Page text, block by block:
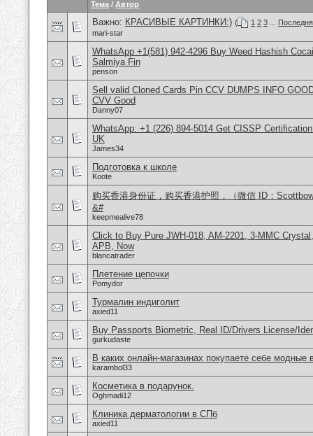
Тема / Автор
Важно: КРАСИВЫЕ КАРТИНКИ:) ( 1 2 3
mari-star
WhatsApp +1(581) 942-4296 Buy Weed Hashish
Salmiya Fin
penson
Sell valid Cloned Cards Pin CCV DUMPS INFO
CVV Good
Danny07
WhatsApp: +1 (226) 894-5014​ Get CISSP
UK
James34
Подготовка к школе
Koote
购买香港身份证，购买香港护照，（微信 ID：
&#
keepmealive78
Click to Buy Pure JWH-018, AM-2201, 3-MMC
APB, Now
blancatrader
Плетение цепочки
Pomydor
Турмалин индиголит
axied11
Buy Passports Biometric, Real ID/Drivers License/
gurkudaste
В каких онлайн-магазинах покупаете себе модные
karambol33
Косметика в подарунок.
Oghmadi12
Клиника дерматологии в СПб
axied11